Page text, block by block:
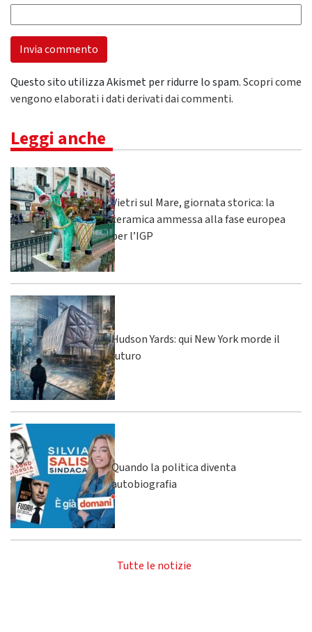
Questo sito utilizza Akismet per ridurre lo spam.Scopri come
vengono elaborati i dati derivati dai commenti.
Leggi anche
Vietri sul Mare, giornata storica: la
ceramica ammessa alla fase europea
per l’IGP
Hudson Yards: qui New York morde il
futuro
Quando la politica diventa
autobiografia
Tutte le notizie